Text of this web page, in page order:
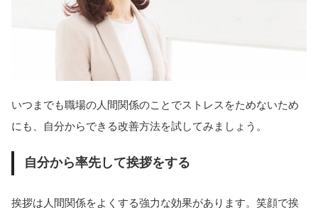
いつまでも職場の人間関係のことでストレスをためないため
にも、自分からできる改善方法を試してみましょう。
自分から率先して挨拶をする
挨拶は人間関係をよくする強力な効果があります。笑顔で挨